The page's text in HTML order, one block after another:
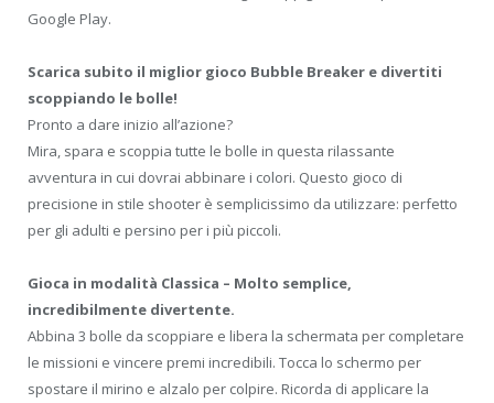
Google Play.
Scarica subito il miglior gioco Bubble Breaker e divertiti
scoppiando le bolle!
Pronto a dare inizio all’azione?
Mira, spara e scoppia tutte le bolle in questa rilassante
avventura in cui dovrai abbinare i colori. Questo gioco di
precisione in stile shooter è semplicissimo da utilizzare: perfetto
per gli adulti e persino per i più piccoli.
Gioca in modalità Classica – Molto semplice,
incredibilmente divertente.
Abbina 3 bolle da scoppiare e libera la schermata per completare
le missioni e vincere premi incredibili. Tocca lo schermo per
spostare il mirino e alzalo per colpire. Ricorda di applicare la